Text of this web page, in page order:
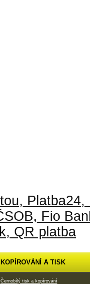
KOPÍROVÁNÍ A TISK
Černobílý tisk a kopírování